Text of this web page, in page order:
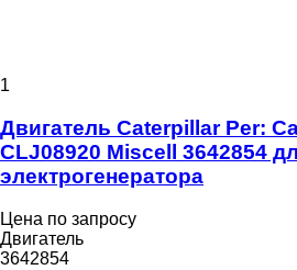
1
Двигатель Caterpillar Per:
CLJ08920 Miscell 3642854
электрогенератора
Цена по запросу
Двигатель
3642854